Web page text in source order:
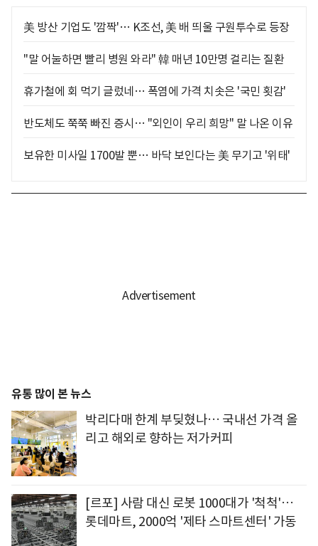
美 방산 기업도 '깜짝'… K조선, 美 배 띄울 구원투수로 등장
"말 어눌하면 빨리 병원 와라" 韓 매년 10만명 걸리는 질환
휴가철에 회 먹기 글렀네… 폭염에 가격 치솟은 '국민 횟감'
반도체도 쭉쭉 빠진 증시… "외인이 우리 희망" 말 나온 이유
보유한 미사일 1700발 뿐… 바닥 보인다는 美 무기고 '위태'
유통 많이 본 뉴스
박리다매 한계 부딪혔나… 국내선 가격 올
리고 해외로 향하는 저가커피
[르포] 사람 대신 로봇 1000대가 '척척'…
롯데마트, 2000억 '제타 스마트센터' 가동